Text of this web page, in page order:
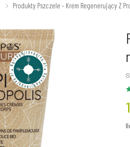
Produkty Pszczele - Krem Regenerujący Z